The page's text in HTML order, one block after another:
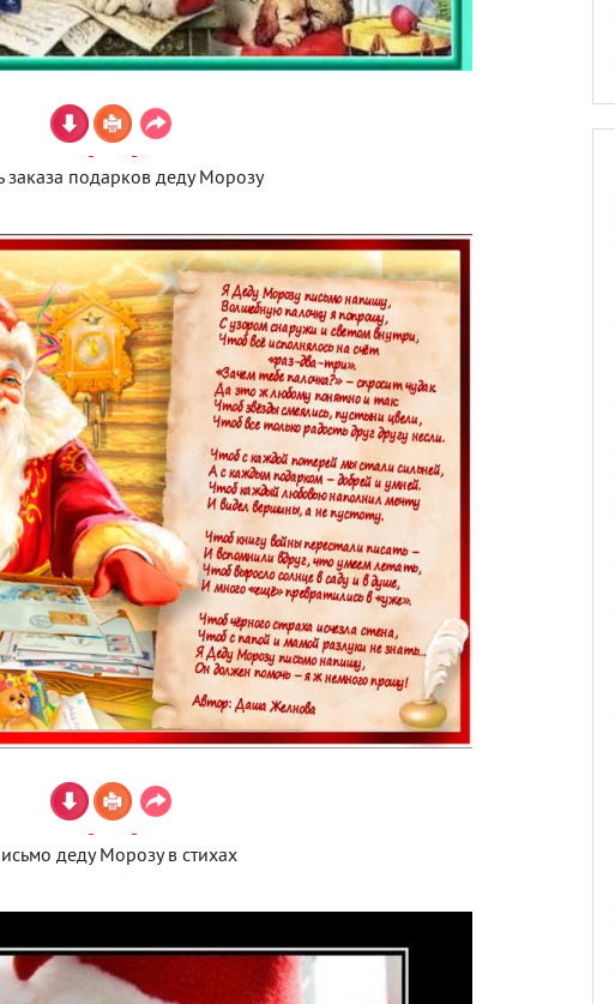
заказа подарков деду Морозу
деду Морозу в стихах